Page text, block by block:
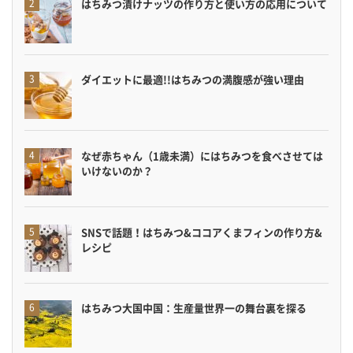
はちみつ漬けナッツの作り方と使い方の応用について
ダイエットに最適!!はちみつの満腹感が強い理由
なぜ赤ちゃん（1歳未満）にはちみつを食べさせては
いけないのか？
SNSで話題！はちみつ&ココアくまフィンの作り方&
レシピ
はちみつ大国中国：生産量世界一の舞台裏を探る